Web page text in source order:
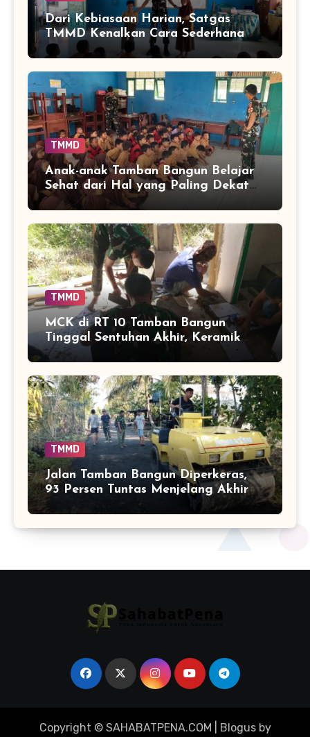
Dari Kebiasaan Harian, Satgas
TMMD Kenalkan Cara Sederhana
Mencegah Penyakit Sejak Dini
TMMD
Anak-anak Tamban Bangun Belajar
Sehat dari Hal yang Paling Dekat
dengan Keseharian
TMMD
MCK di RT 10 Tamban Bangun
Tinggal Sentuhan Akhir, Keramik
Capai 75 Persen
TMMD
Jalan Tamban Bangun Diperkeras,
93 Persen Tuntas Menjelang Akhir
TMMD
Copyright © SAHABATPENA.COM Blogusby